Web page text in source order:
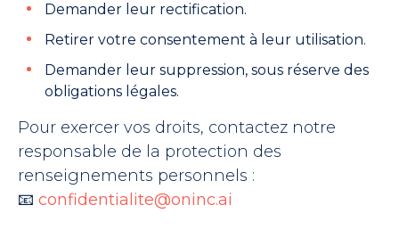
Demander leur rectification.
Retirer votre consentement à leur utilisation.
Demander leur suppression, sous réserve des
obligations légales.
Pour exercer vos droits, contactez notre
responsable de la protection des
renseignements personnels :
📧 confidentialite@oninc.ai